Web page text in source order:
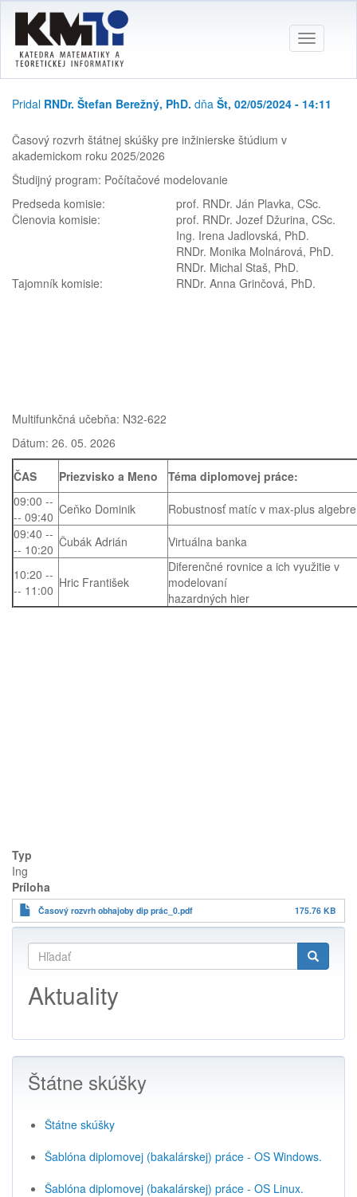
Skočiť
hlavný
obsah
Toggle
navigation
Pridal RNDr. Štefan Berežný, PhD. dňa Št, 02/05/2024 - 14:11
Časový rozvrh štátnej skúšky pre inžinierske štúdium v
akademickom roku 2025/2026
Študijný program: Počítačové modelovanie
Predseda komisie:
prof. RNDr. Ján Plavka, CSc.
Členovia komisie:
prof. RNDr. Jozef Džurina, CSc.
Ing. Irena Jadlovská, PhD.
RNDr. Monika Molnárová, PhD.
RNDr. Michal Staš, PhD.
Tajomník komisie:
RNDr. Anna Grinčová, PhD.
Multifunkčná učebňa: N32-622
Dátum: 26. 05. 2026
ČAS Priezvisko a Meno
Téma diplomovej práce:
09:00 --
-- 09:40 Ceňko Dominik
Robustnosť matíc v max-plus
09:40 --
-- 10:20 Čubák Adrián Virtuálna banka
10:20 --
-- 11:00 Hric František
Diferenčné rovnice a ich využitie v
modelovaní
hazardných hier
Typ
Ing
Príloha
Časový rozvrh obhajoby dip prác_0.pdf 175.76 KB
Vyhľadávať
Hľadať Search
Aktuality
Štátne skúšky
Štátne skúšky
Šablóna diplomovej (bakalárskej) práce - OS Windows.
Šablóna diplomovej (bakalárskej) práce - OS Linux.